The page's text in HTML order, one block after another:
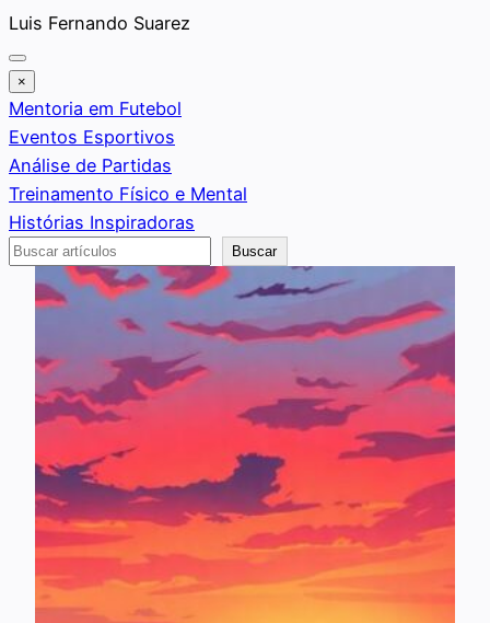
Saltar
al
contenido
Luis Fernando Suarez
×
Mentoria em Futebol
Eventos Esportivos
Análise de Partidas
Treinamento Físico e Mental
Histórias Inspiradoras
Buscar
Buscar